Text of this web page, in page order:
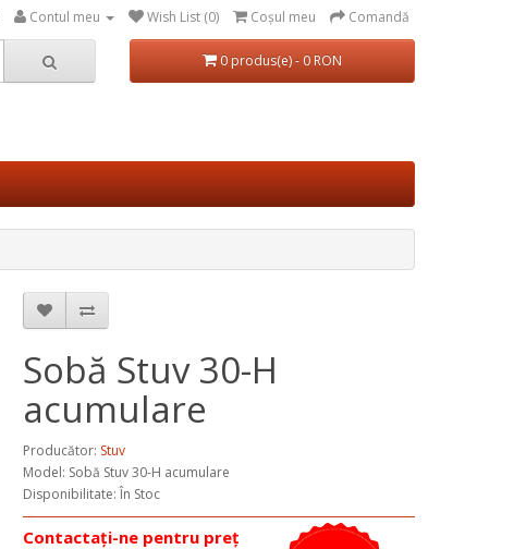
Contul meu Wish List (0) Coşul meu Comandă
0 produs(e) - 0 RON
Sobă Stuv 30-H
acumulare
Producător: Stuv
Model: Sobă Stuv 30-H acumulare
Disponibilitate: În Stoc
Contactați-ne pentru preț